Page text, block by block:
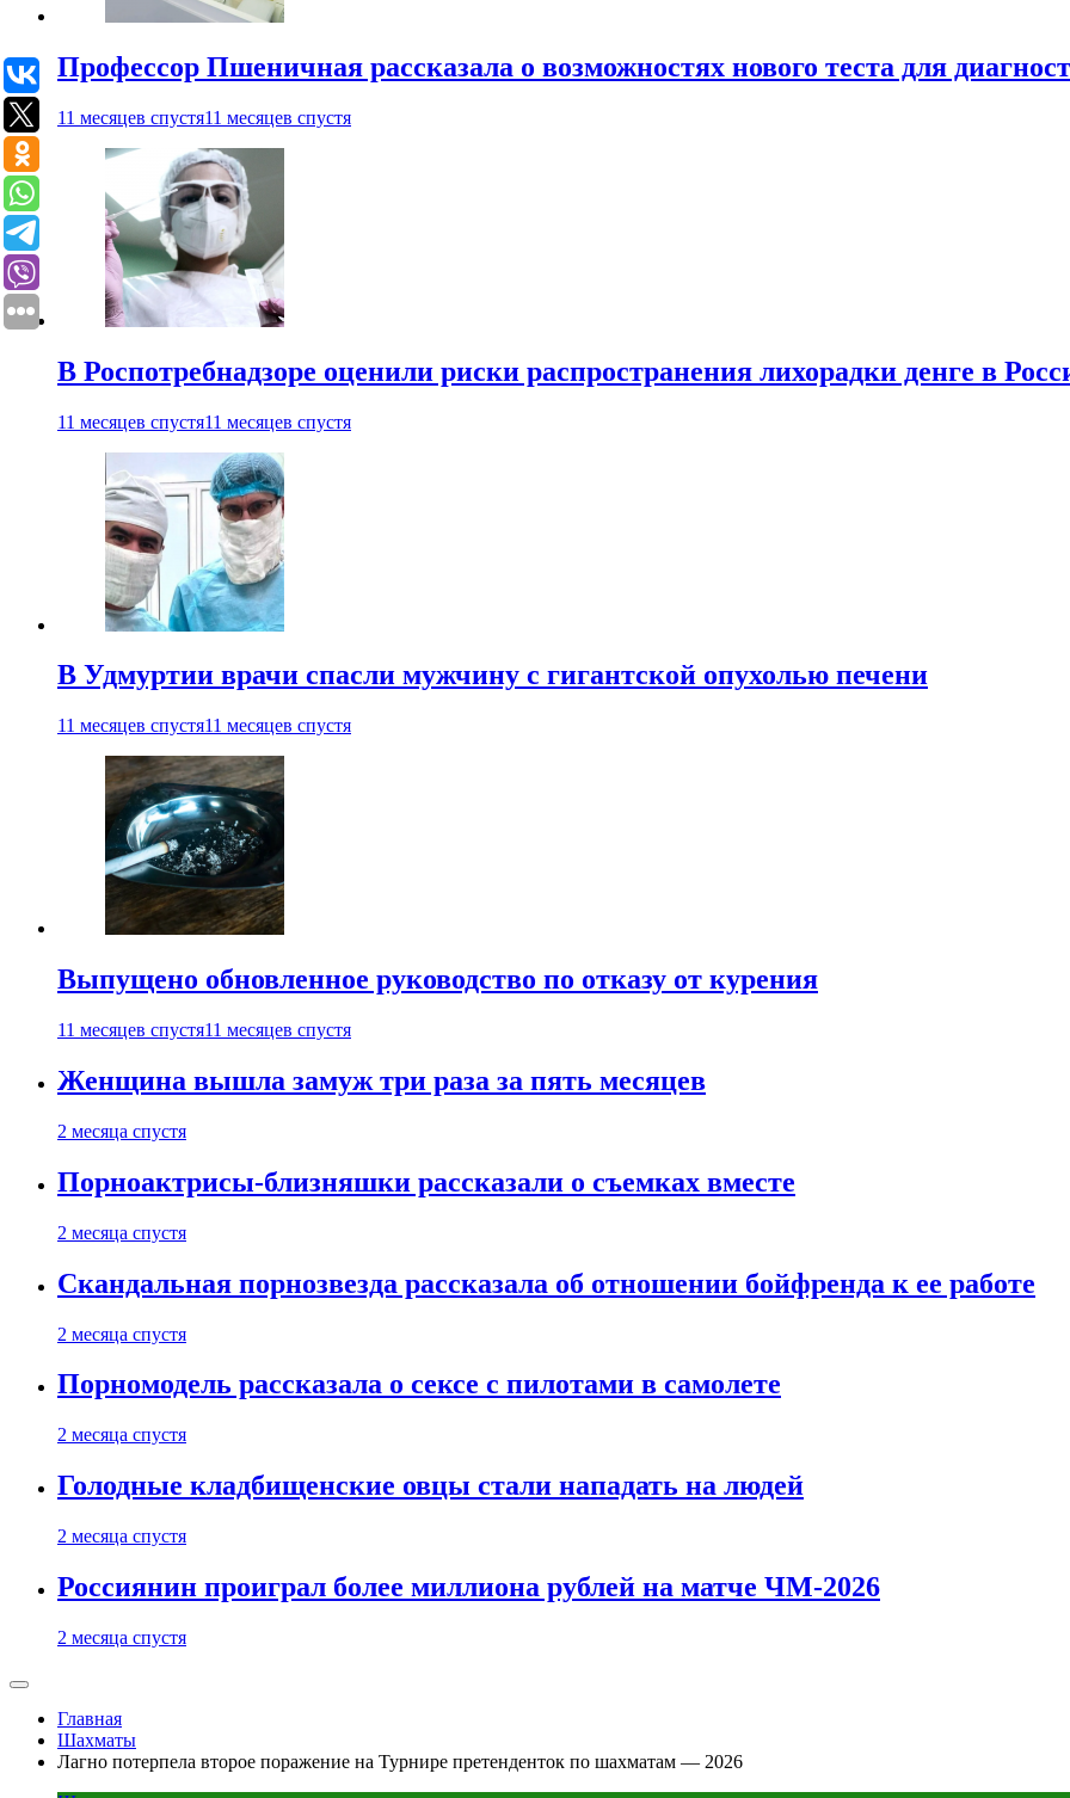
Профессор Пшеничная рассказала о возможностях нового теста для
11 месяцев спустя11 месяцев спустя
В Роспотребнадзоре оценили риски распространения лихорадки денге в
11 месяцев спустя11 месяцев спустя
В Удмуртии врачи спасли мужчину с гигантской опухолью печени
11 месяцев спустя11 месяцев спустя
Выпущено обновленное руководство по отказу от курения
11 месяцев спустя11 месяцев спустя
Женщина вышла замуж три раза за пять месяцев
2 месяца спустя
Порноактрисы-близняшки рассказали о съемках вместе
2 месяца спустя
Скандальная порнозвезда рассказала об отношении бойфренда к ее работе
2 месяца спустя
Порномодель рассказала о сексе с пилотами в самолете
2 месяца спустя
Голодные кладбищенские овцы стали нападать на людей
2 месяца спустя
Россиянин проиграл более миллиона рублей на матче ЧМ-2026
2 месяца спустя
Главная
Шахматы
Лагно потерпела второе поражение на Турнире претенденток по шахматам — 2026